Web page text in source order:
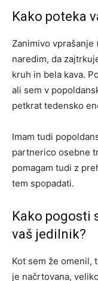
Kako poteka
Zanimivo vprašanje
naredim, da
kruh in bela kava.
ali sem v
petkrat tedensko
Imam tudi
partnerico osebne
pomagam tudi z
tem spopadati.
Kako pogosti
vaš jedilnik?
Kot sem že omenil,
je načrtovana,